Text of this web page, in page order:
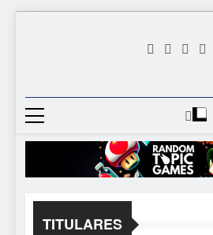
TITULARES